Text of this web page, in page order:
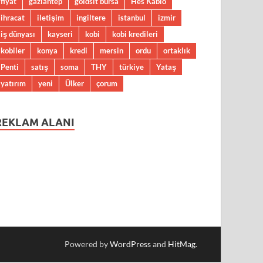
ihracat
iletişim ingiltere istanbul
izmir
iş dünyası
kayseri kobi
kobi kredileri
kobiler
konya kredi mersin ordu
ortaklık
Penti
satış soma THY türkiye
Yataş
yatırım
yeni Ülker çorum
ALANI
Powered byWordPressand HitMag.